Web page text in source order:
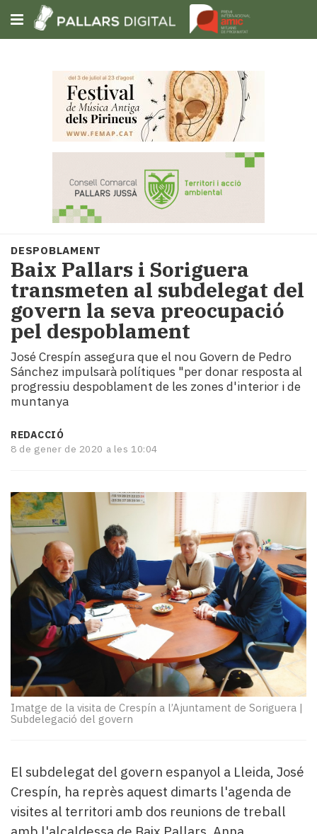
Subscriu-t'hi
Portada
Societat
Política
i
municipis
Economia
i
Cultura
Esports
Mai
tant!
i
mitjans
temps
Reportatges
Entrevistes
Enquestes
escena!
Dis
la
teva!
Subscriptors
La
newsletter
del
Pallars
Contingut
més
llegit...
Editorial
DESPOBLAMENT
Baix Pallars i Soriguera
transmeten al subdelegat del
govern la seva preocupació
pel despoblament
José Crespín assegura que el nou Govern de Pedro
Sánchez impulsarà polítiques "per donar resposta al
progressiu despoblament de les zones d'interior i de
muntanya
REDACCIÓ
8 de gener de 2020 a les 10:04
Imatge de la visita de Crespín a l’Ajuntament de Soriguera |
Subdelegació del govern
El subdelegat del govern espanyol a Lleida, José
Crespín, ha reprès aquest dimarts l'agenda de
visites al territori amb dos reunions de treball